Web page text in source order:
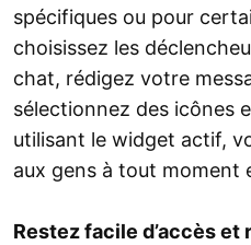
spécifiques ou pour
choisissez les
chat, rédigez votre
sélectionnez des icônes
utilisant le widget actif,
aux gens à tout moment
Restez facile d’accès